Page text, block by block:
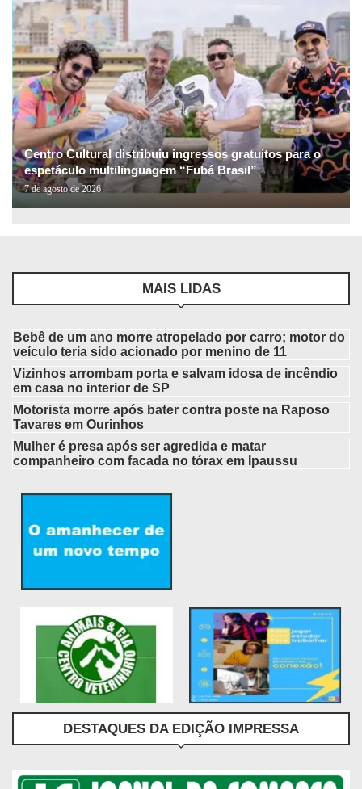
Centro Cultural distribuiu ingressos gratuitos para o
espetáculo multilinguagem “Fubá Brasil”
7 de agosto de 2026
MAIS LIDAS
Bebê de um ano morre atropelado por carro; motor do
veículo teria sido acionado por menino de 11
Vizinhos arrombam porta e salvam idosa de incêndio
em casa no interior de SP
Motorista morre após bater contra poste na Raposo
Tavares em Ourinhos
Mulher é presa após ser agredida e matar
companheiro com facada no tórax em Ipaussu
DESTAQUES DA EDIÇÃO IMPRESSA